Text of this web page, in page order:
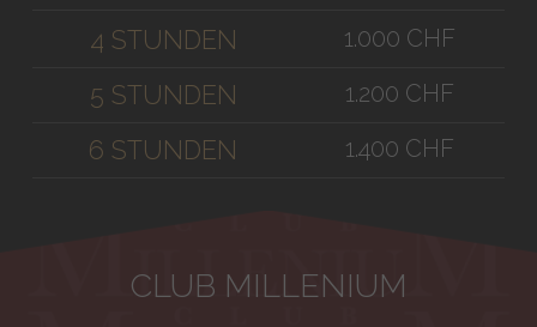
4 STUNDEN 1.000 CHF
5 STUNDEN 1.200 CHF
6 STUNDEN 1.400 CHF
CLUB MILLENIUM